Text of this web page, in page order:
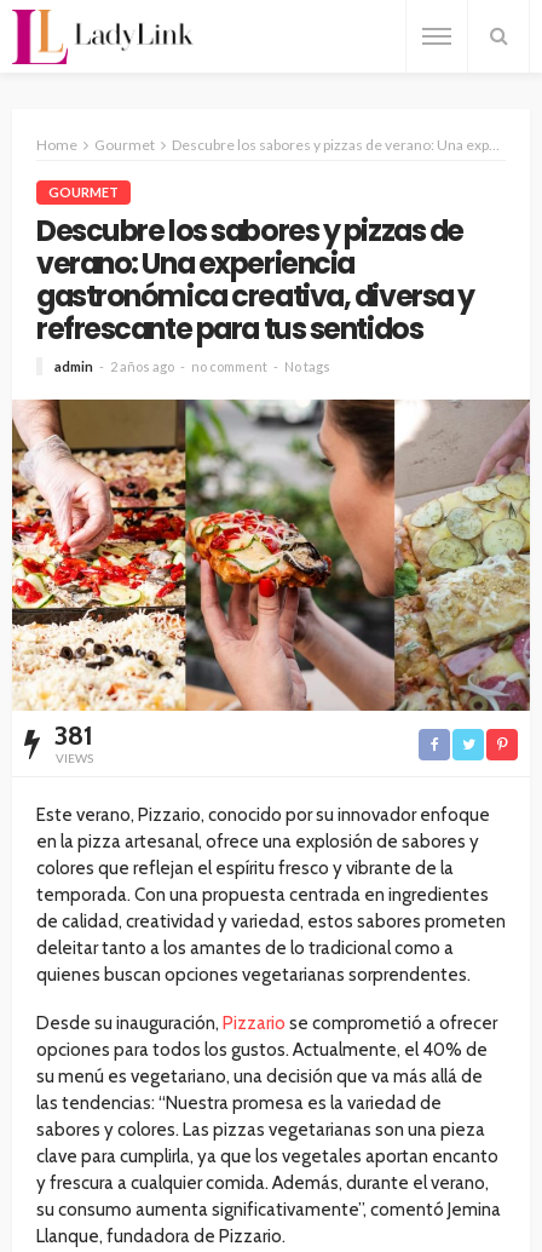
Home Gourmet Descubre los sabores y pizzas de verano: Una experiencia gastronómica creativa, diversa y refrescante para tus sentidos
GOURMET
Descubre los sabores y pizzas de
verano: Una experiencia
gastronómica creativa, diversa y
refrescante para tus sentidos
admin 2 años ago no comment No tags
381
VIEWS
Este verano, Pizzario, conocido por su innovador enfoque
en la pizza artesanal, ofrece una explosión de sabores y
colores que reflejan el espíritu fresco y vibrante de la
temporada. Con una propuesta centrada en ingredientes
de calidad, creatividad y variedad, estos sabores prometen
deleitar tanto a los amantes de lo tradicional como a
quienes buscan opciones vegetarianas sorprendentes.
Desde su inauguración, Pizzario se comprometió a ofrecer
opciones para todos los gustos. Actualmente, el 40% de
su menú es vegetariano, una decisión que va más allá de
las tendencias: “Nuestra promesa es la variedad de
sabores y colores. Las pizzas vegetarianas son una pieza
clave para cumplirla, ya que los vegetales aportan encanto
y frescura a cualquier comida. Además, durante el verano,
su consumo aumenta significativamente”, comentó Jemina
Llanque, fundadora de Pizzario.